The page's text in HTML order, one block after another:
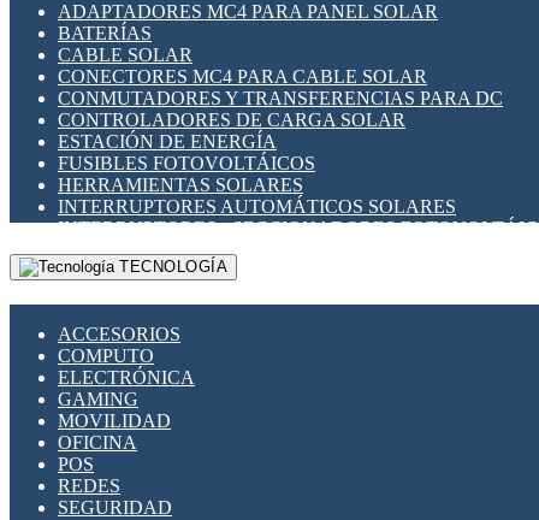
ADAPTADORES MC4 PARA PANEL SOLAR
BATERÍAS
CABLE SOLAR
CONECTORES MC4 PARA CABLE SOLAR
CONMUTADORES Y TRANSFERENCIAS PARA DC
CONTROLADORES DE CARGA SOLAR
ESTACIÓN DE ENERGÍA
FUSIBLES FOTOVOLTÁICOS
HERRAMIENTAS SOLARES
INTERRUPTORES AUTOMÁTICOS SOLARES
INTERRUPTORES - SECCIONADORES
MONTAJE PANEL SOLAR
PORTA FUSIBLES Y SECCIONADORES
TECNOLOGÍA
ACCESORIOS
COMPUTO
ELECTRÓNICA
GAMING
MOVILIDAD
OFICINA
POS
REDES
SEGURIDAD